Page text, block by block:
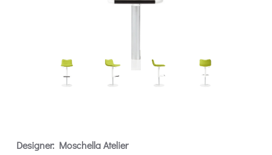
Designer: Moschella Atelier